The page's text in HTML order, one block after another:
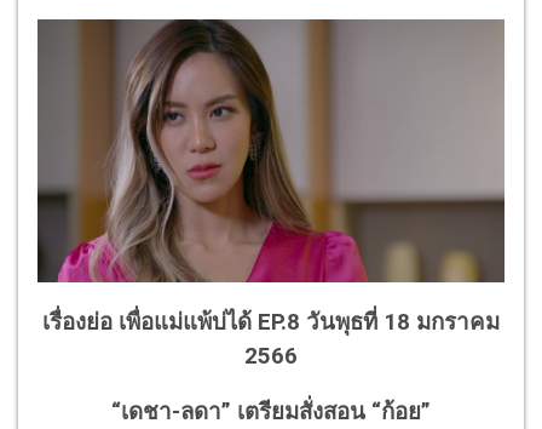
เรื่องย่อ เพื่อแม่แพ้บ่ได้ EP.8 วันพุธที่ 18 มกราคม
2566
“เดชา-ลดา” เตรียมสั่งสอน “ก้อย”